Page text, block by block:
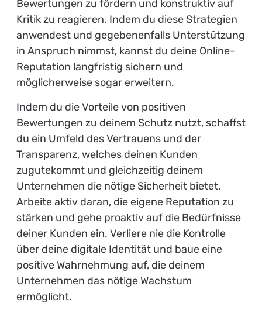
Bewertungen zu fördern und konstruktiv auf
Kritik zu reagieren. Indem du diese Strategien
anwendest und gegebenenfalls Unterstützung
in Anspruch nimmst, kannst du deine Online-
Reputation langfristig sichern und
möglicherweise sogar erweitern.
Indem du die Vorteile von positiven
Bewertungen zu deinem Schutz nutzt, schaffst
du ein Umfeld des Vertrauens und der
Transparenz, welches deinen Kunden
zugutekommt und gleichzeitig deinem
Unternehmen die nötige Sicherheit bietet.
Arbeite aktiv daran, die eigene Reputation zu
stärken und gehe proaktiv auf die Bedürfnisse
deiner Kunden ein. Verliere nie die Kontrolle
über deine digitale Identität und baue eine
positive Wahrnehmung auf, die deinem
Unternehmen das nötige Wachstum
ermöglicht.